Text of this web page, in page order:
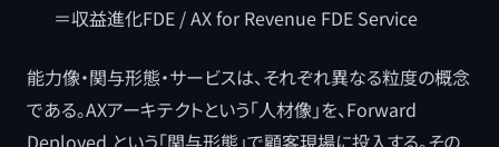
＝収益進化FDE / AX for Revenue FDE Service
能力像・関与形態・サービスは、それぞれ異なる粒度の概念
である。AXアーキテクトという「人材像」を、Forward
Deployed という「関与形態」で顧客現場に投入する。その